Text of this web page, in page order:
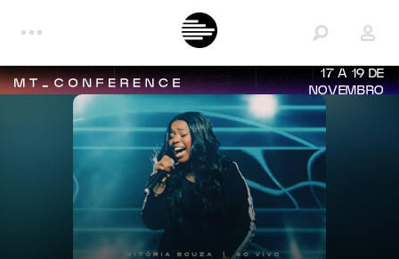
17 A 19 DE
NOVEMBRO